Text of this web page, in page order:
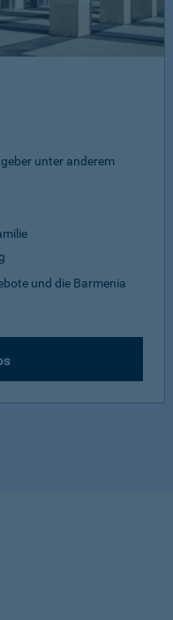
unter anderem
und die Barmenia